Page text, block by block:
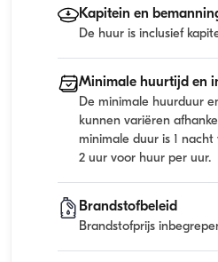
Kapitein en
De huur is inclusief
Minimale huurtijd en
De minimale huurduur
kunnen variëren
minimale duur is 1
2 uur voor huur per uur.
Brandstofbeleid
Brandstofprijs